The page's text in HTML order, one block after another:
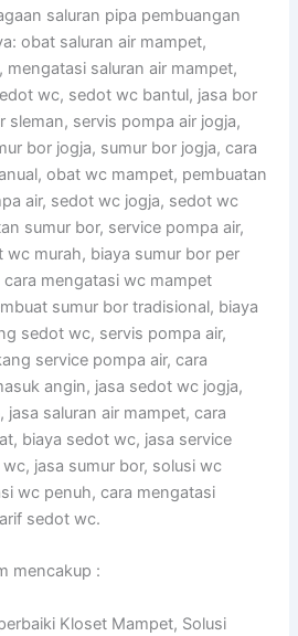
saluran pipa pembuangan
obat saluran air mampet,
saluran air mampet,
wc, sedot wc bantul, jasa bor
sleman, servis pompa air jogja,
bor jogja, sumur bor jogja, cara
obat wc mampet, pembuatan
air, sedot wc jogja, sedot wc
sumur bor, service pompa air,
murah, biaya sumur bor per
mengatasi wc mampet
sumur bor tradisional, biaya
sedot wc, servis pompa air,
service pompa air, cara
angin, jasa sedot wc jogja,
jasa saluran air mampet, cara
biaya sedot wc, jasa service
jasa sumur bor, solusi wc
wc penuh, cara mengatasi
sedot wc.
mencakup :
Kloset Mampet, Solusi